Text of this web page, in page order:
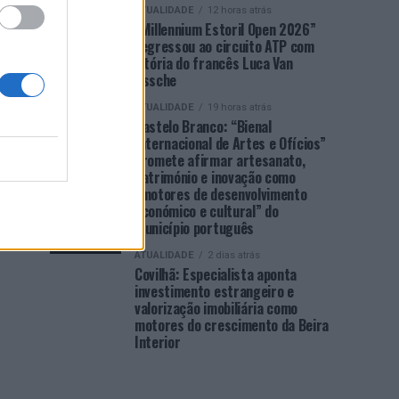
ATUALIDADE 12 horas atrás
“Millennium Estoril Open 2026”
regressou ao circuito ATP com
vitória do francês Luca Van
Assche
ATUALIDADE 19 horas atrás
Castelo Branco: “Bienal
Internacional de Artes e Ofícios”
promete afirmar artesanato,
património e inovação como
“motores de desenvolvimento
económico e cultural” do
município português
ATUALIDADE 2 dias atrás
Covilhã: Especialista aponta
investimento estrangeiro e
valorização imobiliária como
motores do crescimento da Beira
Interior